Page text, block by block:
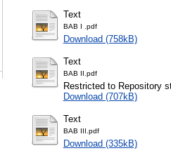
Text
BAB I .pdf
Download (758kB)
Text
BAB II.pdf
Restricted to Repository
Download (707kB)
Text
BAB III.pdf
Download (335kB)